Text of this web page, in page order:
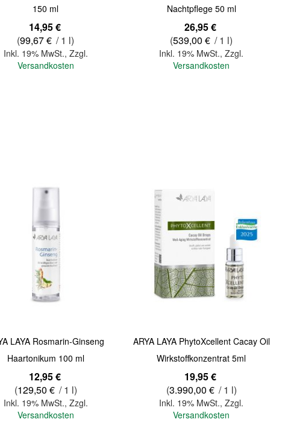
150 ml
14,95 €
(99,67 € / 1 l)
Inkl. 19% MwSt., Zzgl.
Versandkosten
Nachtpflege 50 ml
26,95 €
(539,00 € / 1 l)
Inkl. 19% MwSt.,Zzgl.
Versandkosten
Quickview
LAYA Rosmarin-Ginseng
Haartonikum 100 ml
12,95 €
(129,50 € / 1 l)
Inkl. 19% MwSt., Zzgl.
Versandkosten
ARYA LAYA PhytoXcellent Cacay Oil
Wirkstoffkonzentrat 5ml
19,95 €
(3.990,00 € / 1 l)
Inkl. 19% MwSt.,Zzgl.
Versandkosten